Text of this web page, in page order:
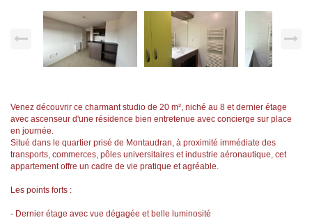
Venez découvrir ce charmant studio de 20 m², niché au 8 et dernier étage
avec ascenseur d'une résidence bien entretenue avec concierge sur place
en journée.
Situé dans le quartier prisé de Montaudran, à proximité immédiate des
transports, commerces, pôles universitaires et industrie aéronautique, cet
appartement offre un cadre de vie pratique et agréable.
Les points forts :
- Dernier étage avec vue dégagée et belle luminosité